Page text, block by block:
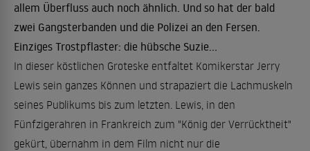
allem Überfluss auch noch ähnlich. Und so hat der bald
zwei Gangsterbanden und die Polizei an den Fersen.
Einziges Trostpflaster: die hübsche Suzie...
In dieser köstlichen Groteske entfaltet Komikerstar Jerry
Lewis sein ganzes Können und strapaziert die Lachmuskeln
seines Publikums bis zum letzten. Lewis, in den
Fünfzigerahren in Frankreich zum "König der Verrücktheit"
gekürt, übernahm in dem Film nicht nur die